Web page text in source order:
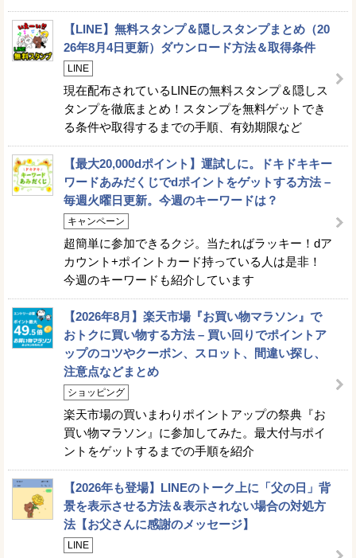
【LINE】無料スタンプ＆隠しスタンプまとめ（20
26年8月4日更新）ダウンロード方法＆取得条件
LINE
現在配布されているLINEの無料スタンプ＆隠しス
タンプを徹底まとめ！スタンプを無料ゲットでき
る条件や取得するまでの手順、有効期限など
【最大20,000dポイント】運試しに。ドキドキキー
ワードあみだくじでdポイントをゲットする方法 –
毎週火曜日更新。今週のキーワードは？
キャンペーン
超簡単に参加できるクジ。当たればラッキー！dア
カウント+ポイントカード持っている人は是非！
今週のキーワードも紹介しています
【2026年8月】楽天市場『お買い物マラソン』で
おトクに買い物する方法 – 買い回りでポイントア
ップのコツやクーポン、スロット、間違い探し、
注意点などまとめ
ショッピング
楽天市場の買いまわりポイントアップの祭典『お
買い物マラソン』に参加してみた。最大付与ポイ
ントをゲットするまでの手順を紹介
【2026年も登場】LINEのトーク上に「父の日」背
景を表示させる方法＆表示されない場合の対処方
法【お父さんに感謝のメッセージ】
LINE